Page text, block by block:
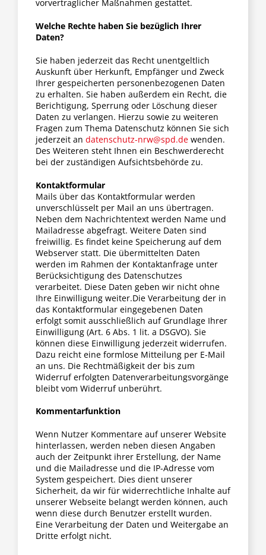
vorvertraglicher Maßnahmen gestattet.
Welche Rechte haben Sie bezüglich Ihrer
Daten?
Sie haben jederzeit das Recht unentgeltlich
Auskunft über Herkunft, Empfänger und Zweck
Ihrer gespeicherten personenbezogenen Daten
zu erhalten. Sie haben außerdem ein Recht, die
Berichtigung, Sperrung oder Löschung dieser
Daten zu verlangen. Hierzu sowie zu weiteren
Fragen zum Thema Datenschutz können Sie sich
jederzeit an datenschutz-nrw@spd.dewenden.
Des Weiteren steht Ihnen ein Beschwerderecht
bei der zuständigen Aufsichtsbehörde zu.
Kontaktformular
Mails über das Kontaktformular werden
unverschlüsselt per Mail an uns übertragen.
Neben dem Nachrichtentext werden Name und
Mailadresse abgefragt. Weitere Daten sind
freiwillig. Es findet keine Speicherung auf dem
Webserver statt. Die übermittelten Daten
werden im Rahmen der Kontaktanfrage unter
Berücksichtigung des Datenschutzes
verarbeitet. Diese Daten geben wir nicht ohne
Ihre Einwilligung weiter.Die Verarbeitung der in
das Kontaktformular eingegebenen Daten
erfolgt somit ausschließlich auf Grundlage Ihrer
Einwilligung (Art. 6 Abs. 1 lit. a DSGVO). Sie
können diese Einwilligung jederzeit widerrufen.
Dazu reicht eine formlose Mitteilung per E-Mail
an uns. Die Rechtmäßigkeit der bis zum
Widerruf erfolgten Datenverarbeitungsvorgänge
bleibt vom Widerruf unberührt.
Kommentarfunktion
Wenn Nutzer Kommentare auf unserer Website
hinterlassen, werden neben diesen Angaben
auch der Zeitpunkt ihrer Erstellung, der Name
und die Mailadresse und die IP-Adresse vom
System gespeichert. Dies dient unserer
Sicherheit, da wir für widerrechtliche Inhalte auf
unserer Webseite belangt werden können, auch
wenn diese durch Benutzer erstellt wurden.
Eine Verarbeitung der Daten und Weitergabe an
Dritte erfolgt nicht.